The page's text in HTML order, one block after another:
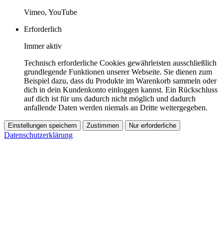
Vimeo, YouTube
Erforderlich
Immer aktiv
Technisch erforderliche Cookies gewährleisten ausschließlich
grundlegende Funktionen unserer Webseite. Sie dienen zum
Beispiel dazu, dass du Produkte im Warenkorb sammeln oder
dich in dein Kundenkonto einloggen kannst. Ein Rückschluss
auf dich ist für uns dadurch nicht möglich und dadurch
anfallende Daten werden niemals an Dritte weitergegeben.
Einstellungen speichern Zustimmen Nur erforderliche
Datenschutzerklärung